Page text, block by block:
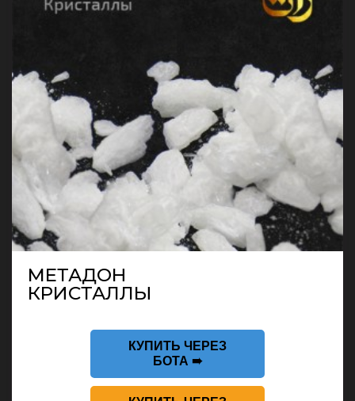
МЕТАДОН
КРИСТАЛЛЫ
КУПИТЬ ЧЕРЕЗ
БОТА ➠